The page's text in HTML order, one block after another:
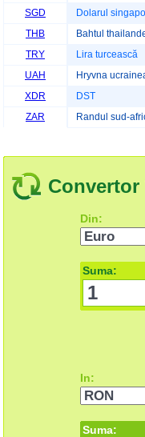
SGD
Dolarul
THB
Bahtul
TRY
Lira turcească
UAH
Hryvna
XDR
DST
ZAR
Randul sud-
Convertor
Din:
Suma:
In:
Suma: